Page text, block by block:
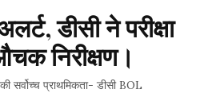
डीसी ने परीक्षा
निरीक्षण।
सर्वोच्च प्राथमिकता- डीसी BOL